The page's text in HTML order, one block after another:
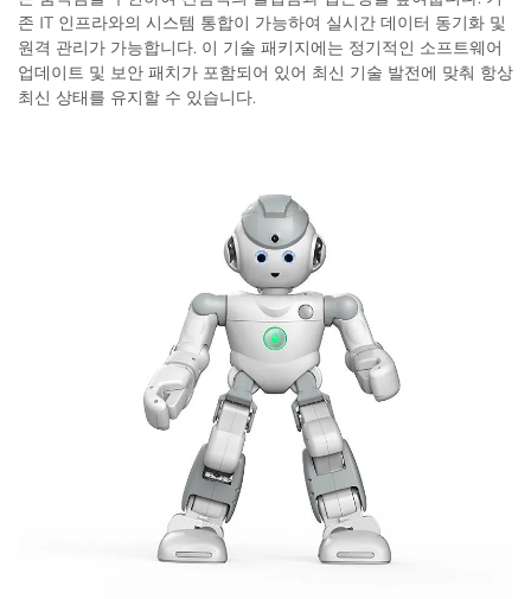
존 IT 인프라와의 시스템 통합이 가능하여 실시간 데이터 동기화 및
원격 관리가 가능합니다. 이 기술 패키지에는 정기적인 소프트웨어
업데이트 및 보안 패치가 포함되어 있어 최신 기술 발전에 맞춰 항상
최신 상태를 유지할 수 있습니다.